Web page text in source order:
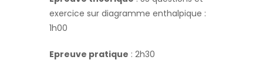
exercice sur diagramme enthalpique :
1h00
Epreuve pratique : 2h30